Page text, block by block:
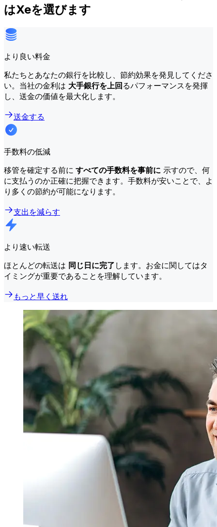
はXeを選びます
より良い料金
私たちとあなたの銀行を比較し、節約効果を発見してくださ
い。当社の金利は 大手銀行を上回るパフォーマンスを発揮
し、送金の価値を最大化します。
送金する
手数料の低減
移管を確定する前に すべての手数料を事前に 示すので、何
に支払うのか正確に把握できます。手数料が安いことで、よ
り多くの節約が可能になります。
支出を減らす
より速い転送
ほとんどの転送は 同じ日に完了 します。お金に関してはタ
イミングが重要であることを理解しています。
もっと早く送れ